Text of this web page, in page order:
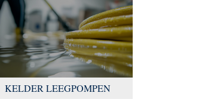
KELDER LEEGPOMPEN